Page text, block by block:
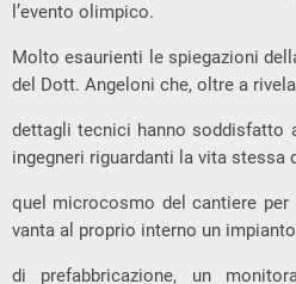
l’evento olimpico.
Molto esaurienti le spiegazioni
del Dott. Angeloni che, oltre a
dettagli tecnici hanno soddisfatto
ingegneri riguardanti la vita stessa
quel microcosmo del cantiere per
vanta al proprio interno un impianto
di prefabbricazione, un